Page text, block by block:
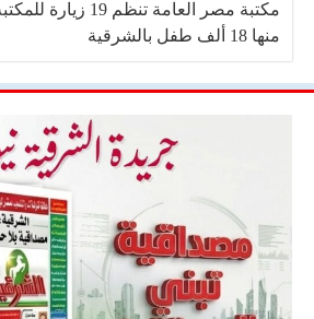
مكتبة مصر العامة تنظم
منها 18 ألف طفل بالشرقية